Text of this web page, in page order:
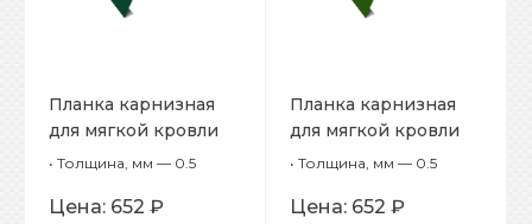
Планка карнизная
для мягкой кровли
65х50х2000
• Толщина, мм — 0.5
Цена: 652 ₽
Планка карнизная
для мягкой кровли
65х50х2000
• Толщина, мм — 0.5
Цена: 652 ₽